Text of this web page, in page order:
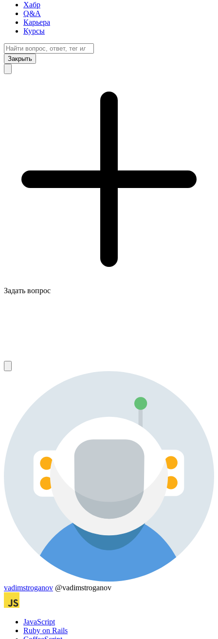
Хабр
Q&A
Карьера
Курсы
Закрыть
Задать вопрос
vadimstroganov @vadimstroganov
JavaScript
Ruby on Rails